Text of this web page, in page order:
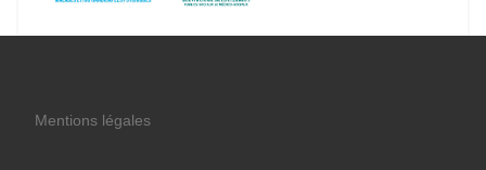
Mentions légales